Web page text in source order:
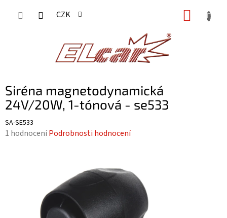
CZK
Siréna magnetodynamická
24V/20W, 1-tónová - se533
SA-SE533
Průměrné
1 hodnoceníPodrobnosti hodnocení